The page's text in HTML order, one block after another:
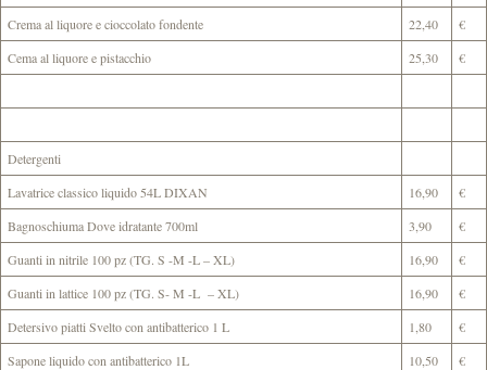
Crema al liquore e cioccolato fondente
22,40
€
Cema al liquore e pistacchio
25,30 €
Detergenti
Lavatrice classico liquido 54L DIXAN
16,90
€
Bagnoschiuma Dove idratante 700ml
3,90
€
Guanti in nitrile 100 pz (TG. S -M -L – XL)
16,90
€
Guanti in lattice 100 pz (TG. S- M -L – XL)
16,90
€
Detersivo piatti Svelto con antibatterico 1 L
1,80
€
Sapone liquido con antibatterico 1L
10,50
€